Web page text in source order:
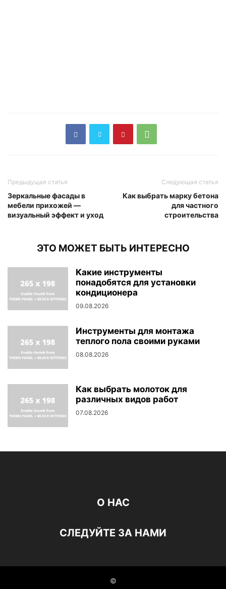
Предыдущая статья
Зеркальные фасады в
мебели прихожей —
визуальный эффект и уход
Следующая статья
Как выбрать марку бетона
для частного
строительства
ЭТО МОЖЕТ БЫТЬ ИНТЕРЕСНО
Какие инструменты
понадобятся для установки
кондиционера
09.08.2026
Инструменты для монтажа
теплого пола своими руками
08.08.2026
Как выбрать молоток для
различных видов работ
07.08.2026
О НАС
СЛЕДУЙТЕ ЗА НАМИ
©